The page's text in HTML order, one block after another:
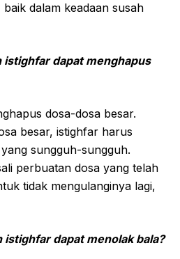
dalam keadaan susah
istighfar dapat menghapus
dosa-dosa besar.
besar, istighfar harus
sungguh-sungguh.
perbuatan dosa yang telah
tidak mengulanginya lagi,
istighfar dapat menolak bala?